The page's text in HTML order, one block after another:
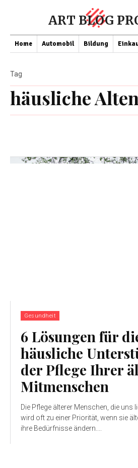
ART BLOG
Home Automobil Bildung
häusliche
Tag
Gesundheit
6 Lösungen für
häusliche
der Pflege Ihrer
Mitmenschen
Die Pflege älterer Menschen, die uns
wird oft zu einer Priorität, wenn sie
ihre Bedürfnisse ändern....